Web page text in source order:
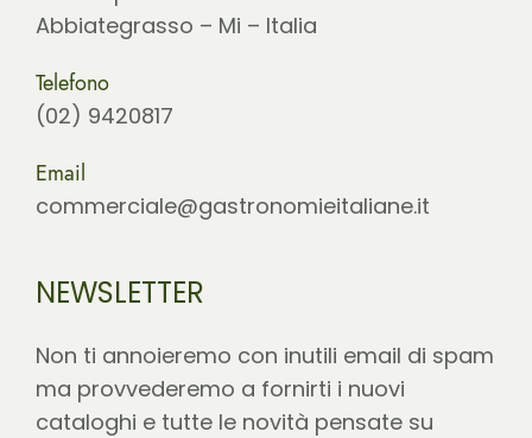
Abbiategrasso – Mi – Italia
Telefono
(02) 9420817
Email
commerciale@gastronomieitaliane.it
NEWSLETTER
Non ti annoieremo con inutili email di spam
ma provvederemo a fornirti i nuovi
cataloghi e tutte le novità pensate su